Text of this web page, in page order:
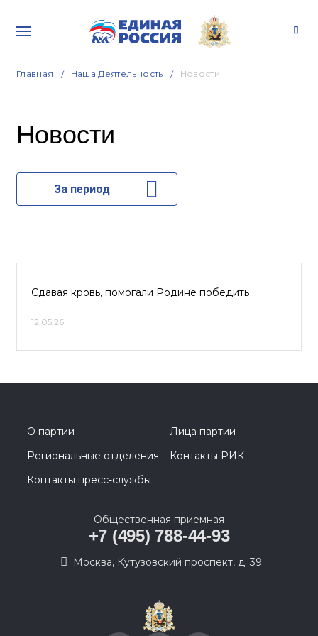
Главная Наша Деятельность Новости
Новости
За период
Сдавая кровь, помогали Родине победить
12.05.26
О партии
Лица партии
Региональные отделения
Контакты РИК
Контакты пресс-службы
Общественная приемная
+7 (495) 788-44-93
Москва, Кутузовский проспект, д. 39